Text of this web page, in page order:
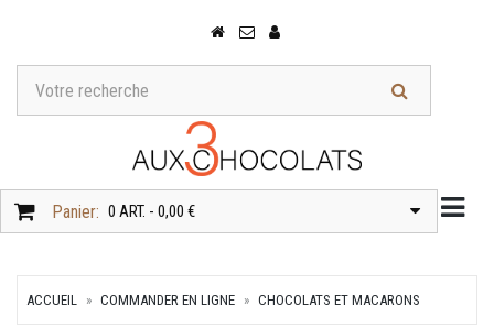
Panier: 0 ART. - 0,00 €
ACCUEIL COMMANDER EN LIGNE CHOCOLATS ET MACARONS